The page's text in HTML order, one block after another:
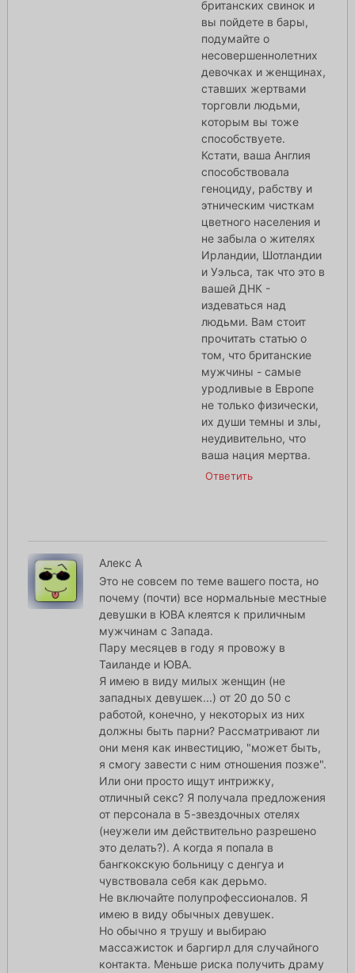
британских свинок и
вы пойдете в бары,
подумайте о
несовершеннолетних
девочках и женщинах,
ставших жертвами
торговли людьми,
которым вы тоже
способствуете.
Кстати, ваша Англия
способствовала
геноциду, рабству и
этническим чисткам
цветного населения и
не забыла о жителях
Ирландии, Шотландии
и Уэльса, так что это в
вашей ДНК -
издеваться над
людьми. Вам стоит
прочитать статью о
том, что британские
мужчины - самые
уродливые в Европе
не только физически,
их души темны и злы,
неудивительно, что
ваша нация мертва.
Ответить
Алекс А
Это не совсем по теме вашего поста, но
почему (почти) все нормальные местные
девушки в ЮВА клеятся к приличным
мужчинам с Запада.
Пару месяцев в году я провожу в
Таиланде и ЮВА.
Я имею в виду милых женщин (не
западных девушек...) от 20 до 50 с
работой, конечно, у некоторых из них
должны быть парни? Рассматривают ли
они меня как инвестицию, "может быть,
я смогу завести с ним отношения позже".
Или они просто ищут интрижку,
отличный секс? Я получала предложения
от персонала в 5-звездочных отелях
(неужели им действительно разрешено
это делать?). А когда я попала в
бангкокскую больницу с денгуа и
чувствовала себя как дерьмо.
Не включайте полупрофессионалов. Я
имею в виду обычных девушек.
Но обычно я трушу и выбираю
массажисток и баргирл для случайного
контакта. Меньше риска получить драму